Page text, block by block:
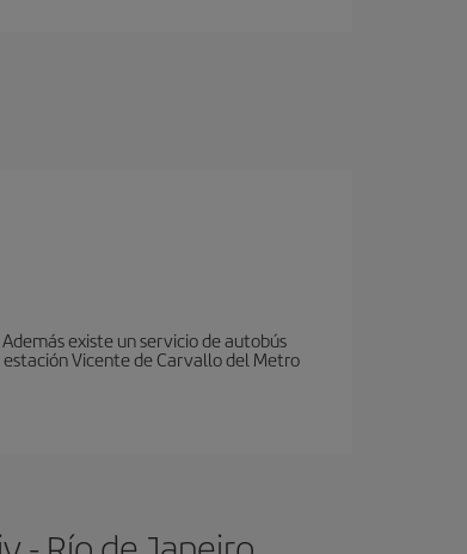
existe un servicio de autobús
Vicente de Carvallo del Metro